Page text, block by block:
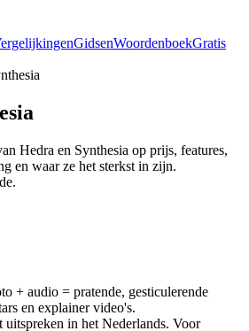
GidsenWoordenboekGratis
Hedra en Synthesia op prijs, features,
en waar ze het sterkst in zijn.
+ audio = pratende, gesticulerende
en explainer video's.
in het Nederlands. Voor